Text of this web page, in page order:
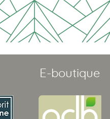
E-boutique